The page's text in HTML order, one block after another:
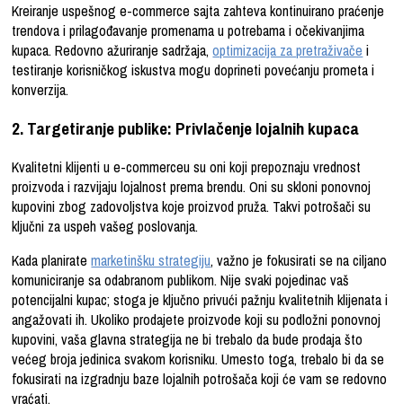
Kreiranje uspešnog e-commerce sajta zahteva kontinuirano praćenje
trendova i prilagođavanje promenama u potrebama i očekivanjima
kupaca. Redovno ažuriranje sadržaja,optimizacija za pretraživače i
testiranje korisničkog iskustva mogu doprineti povećanju prometa i
konverzija.
2. Targetiranje publike: Privlačenje lojalnih kupaca
Kvalitetni klijenti u e-commerceu su oni koji prepoznaju vrednost
proizvoda i razvijaju lojalnost prema brendu. Oni su skloni ponovnoj
kupovini zbog zadovoljstva koje proizvod pruža. Takvi potrošači su
ključni za uspeh vašeg poslovanja.
Kada planiratemarketinšku strategiju, važno je fokusirati se na ciljano
komuniciranje sa odabranom publikom. Nije svaki pojedinac vaš
potencijalni kupac; stoga je ključno privući pažnju kvalitetnih klijenata i
angažovati ih. Ukoliko prodajete proizvode koji su podložni ponovnoj
kupovini, vaša glavna strategija ne bi trebalo da bude prodaja što
većeg broja jedinica svakom korisniku. Umesto toga, trebalo bi da se
fokusirati na izgradnju baze lojalnih potrošača koji će vam se redovno
vraćati.